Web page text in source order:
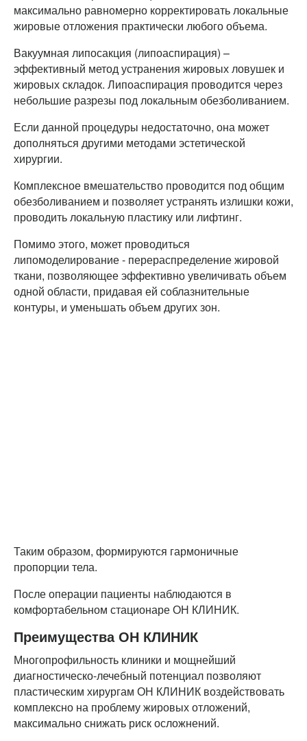
максимально равномерно корректировать локальные
жировые отложения практически любого объема.
Вакуумная липосакция (липоаспирация) –
эффективный метод устранения жировых ловушек и
жировых складок. Липоаспирация проводится через
небольшие разрезы под локальным обезболиванием.
Если данной процедуры недостаточно, она может
дополняться другими методами эстетической
хирургии.
Комплексное вмешательство проводится под общим
обезболиванием и позволяет устранять излишки кожи,
проводить локальную пластику или лифтинг.
Помимо этого, может проводиться
липомоделирование - перераспределение жировой
ткани, позволяющее эффективно увеличивать объем
одной области, придавая ей соблазнительные
контуры, и уменьшать объем других зон.
Таким образом, формируются гармоничные
пропорции тела.
После операции пациенты наблюдаются в
комфортабельном стационаре ОН КЛИНИК.
Преимущества ОН КЛИНИК
Многопрофильность клиники и мощнейший
диагностическо-лечебный потенциал позволяют
пластическим хирургам ОН КЛИНИК воздействовать
комплексно на проблему жировых отложений,
максимально снижать риск осложнений.